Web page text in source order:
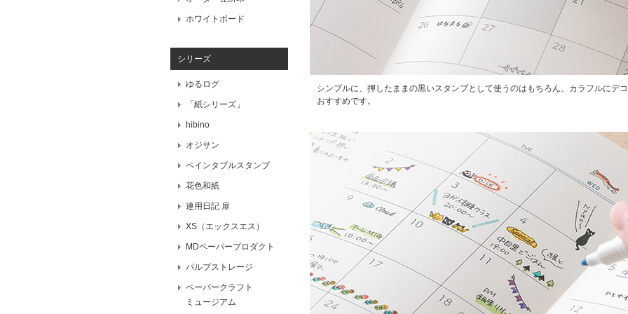
ホワイトボード
シリーズ
ゆるログ
「紙シリーズ」
hibino
オジサン
ペインタブルスタンプ
花色和紙
連用日記 扉
XS（エックスエス）
MDペーパープロダクト
パルプストレージ
ペーパークラフト
ミュージアム
シンプルに、押したままの黒いスタンプとして使うのはもちろん、カラフルにデ
おすすめです。